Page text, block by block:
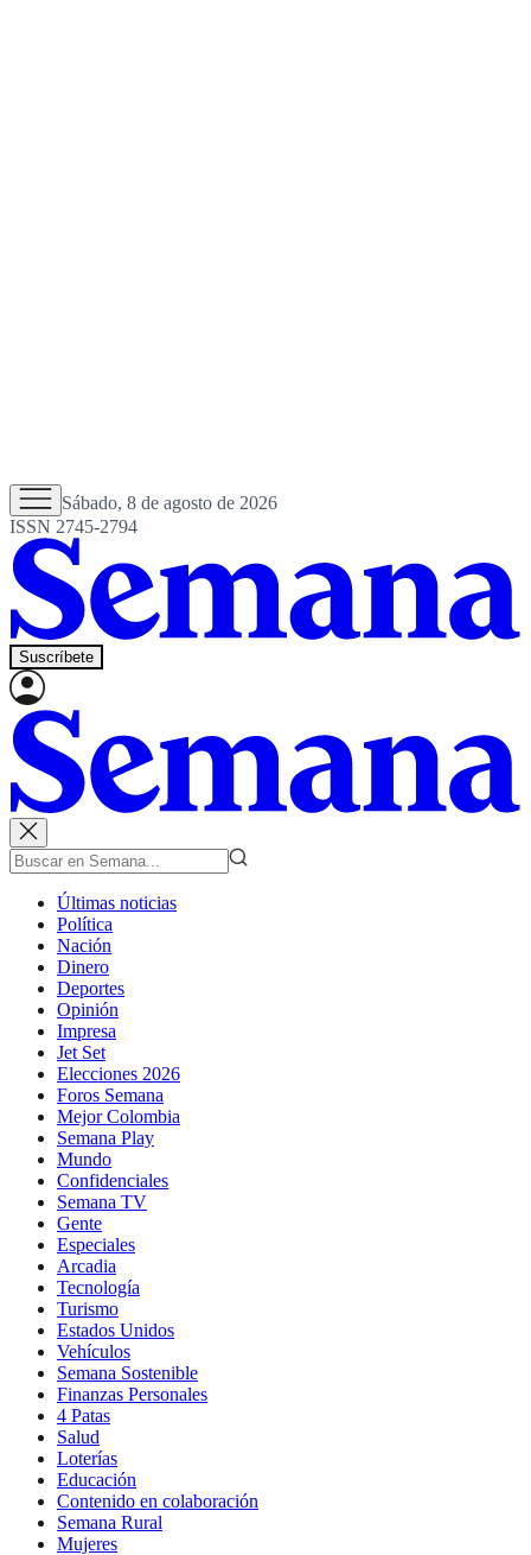
Sábado, 8 de agosto de 2026
ISSN 2745-2794
Suscríbete
Últimas noticias
Política
Nación
Dinero
Deportes
Opinión
Impresa
Jet Set
Elecciones 2026
Foros Semana
Mejor Colombia
Semana Play
Mundo
Confidenciales
Semana TV
Gente
Especiales
Arcadia
Tecnología
Turismo
Estados Unidos
Vehículos
Semana Sostenible
Finanzas Personales
4 Patas
Salud
Loterías
Educación
Contenido en colaboración
Semana Rural
Mujeres